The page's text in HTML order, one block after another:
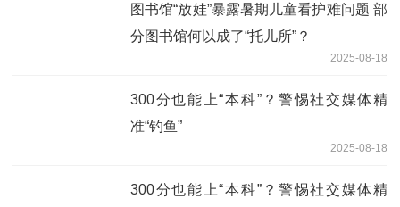
图书馆“放娃”暴露暑期儿童看护难问题 部
分图书馆何以成了“托儿所”？
2025-08-18
300分也能上“本科”？警惕社交媒体精
准“钓鱼”
2025-08-18
300分也能上“本科”？警惕社交媒体精